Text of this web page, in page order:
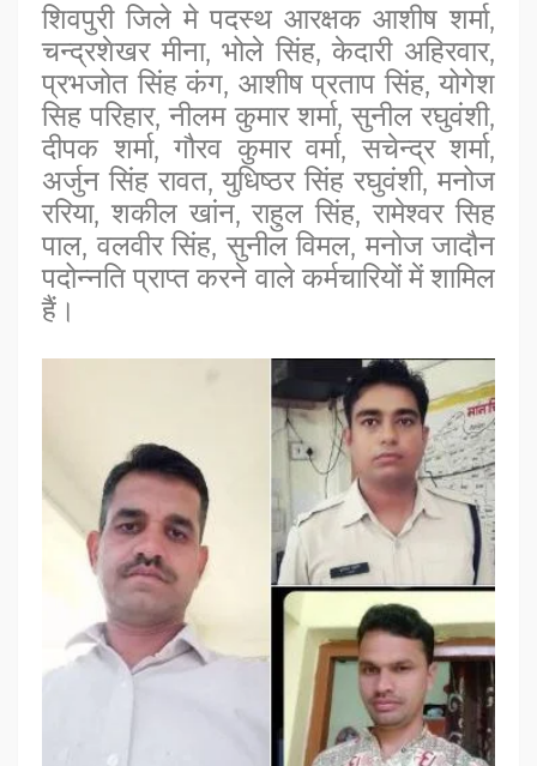
शिवपुरी जिले मे पदस्थ आरक्षक आशीष शर्मा,
चन्द्रशेखर मीना, भोले सिंह, केदारी अहिरवार,
प्रभजोत सिंह कंग, आशीष प्रताप सिंह, योगेश
सिह परिहार, नीलम कुमार शर्मा, सुनील रघुवंशी,
दीपक शर्मा, गौरव कुमार वर्मा, सचेन्द्र शर्मा,
अर्जुन सिंह रावत, युधिष्ठर सिंह रघुवंशी, मनोज
ररिया, शकील खांन, राहुल सिंह, रामेश्वर सिह
पाल, वलवीर सिंह, सुनील विमल, मनोज जादौन
पदोन्नति प्राप्त करने वाले कर्मचारियों में शामिल
हैं।